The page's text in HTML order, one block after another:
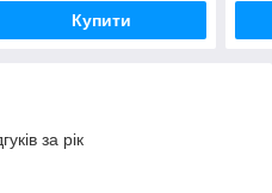
Купити
за рік